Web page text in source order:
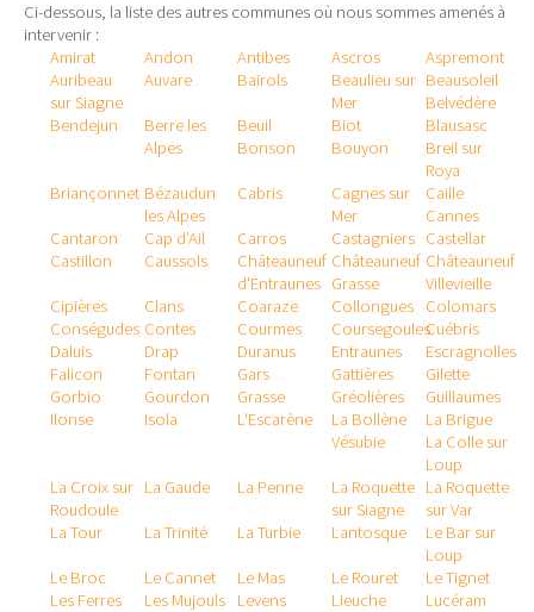
Ci-dessous, la liste des autres communes où nous sommes amenés à
intervenir :
Amirat
Andon Antibes Ascros
Aspremont
Auribeau
sur Siagne
Auvare Bairols
Beaulieu sur
Mer
Beausoleil
Belvédère
Bendejun
Berre les
Alpes
Beuil Biot
Blausasc
Bonson
Bouyon
Breil sur
Roya
Briançonnet Bézaudun
les Alpes
Cabris
Cagnes sur
Mer
Caille
Cannes
Cantaron
Cap d'Ail Carros Castagniers Castellar
Castillon
Caussols
Châteauneuf
d'Entraunes
Châteauneuf
Grasse
Châteauneuf
Villevieille
Cipières
Clans Coaraze Collongues
Colomars
Conségudes Contes Courmes CoursegoulesCuébris
Daluis
Drap Duranus Entraunes
Escragnolles
Falicon
Fontan Gars Gattières
Gilette
Gorbio
Gourdon Grasse Gréolières
Guillaumes
Ilonse
Isola L'Escarène
La Bollène
Vésubie
La Brigue
La Colle sur
Loup
La Croix sur
Roudoule
La Gaude La Penne
La Roquette
sur Siagne
La Roquette
sur Var
La Tour
La Trinité La Turbie Lantosque
Le Bar sur
Loup
Le Broc
Le Cannet Le Mas Le Rouret
Le Tignet
Les Ferres
Les Mujouls Levens Lieuche
Lucéram